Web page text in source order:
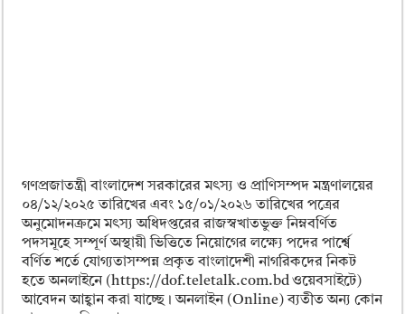
গণপ্রজাতন্ত্রী বাংলাদেশ সরকারের মৎস্য ও প্রাণিসম্পদ মন্ত্রণালয়ের
০৪/১২/২০২৫ তারিখের এবং ১৫/০১/২০২৬ তারিখের পত্রের
অনুমোদনক্রমে মৎস্য অধিদপ্তরের রাজস্বখাতভুক্ত নিম্নবর্ণিত
পদসমূহে সম্পূর্ণ অস্থায়ী ভিত্তিতে নিয়োগের লক্ষ্যে পদের পার্শ্বে
বর্ণিত শর্তে যোগ্যতাসম্পন্ন প্রকৃত বাংলাদেশী নাগরিকদের নিকট
হতে অনলাইনে (https://dof.teletalk.com.bd ওয়েবসাইটে)
আবেদন আহ্বান করা যাচ্ছে। অনলাইন (Online) ব্যতীত অন্য কোন